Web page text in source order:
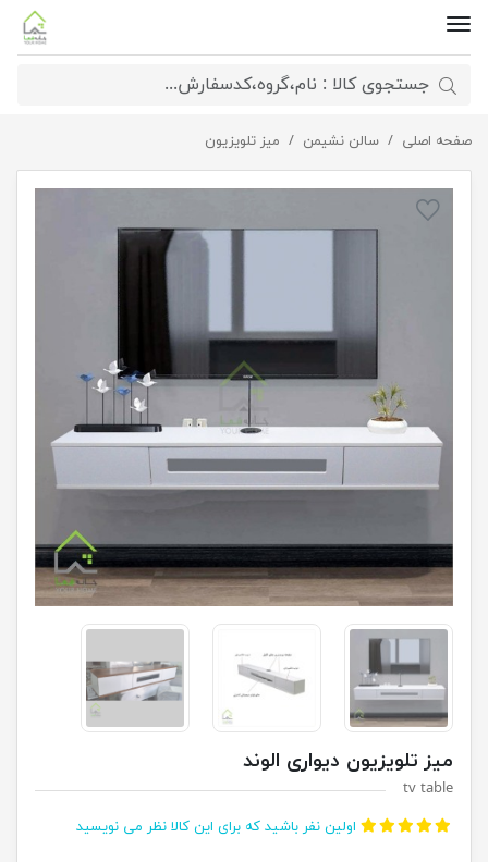
صفحه اصلی سالن نشیمن میز تلویزیون میز تلویزیون دیواری الوند
میز تلویزیون دیواری الوند
tv table
اولین نفر باشید که برای این کالا نظر می نویسید